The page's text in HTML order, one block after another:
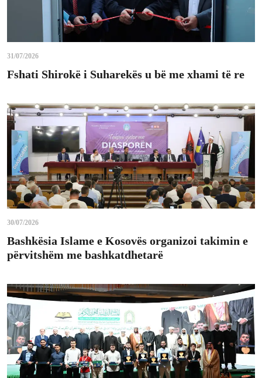
31/07/2026
Fshati Shirokë i Suharekës u bë me xhami të re
30/07/2026
Bashkësia Islame e Kosovës organizoi takimin e
përvitshëm me bashkatdhetarë